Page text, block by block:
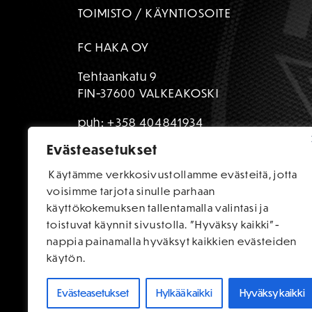
Evästeasetukset
Käytämme verkkosivustollamme evästeitä, jotta
voisimme tarjota sinulle parhaan
käyttökokemuksen tallentamalla valintasi ja
toistuvat käynnit sivustolla. "Hyväksy kaikki"-
nappia painamalla hyväksyt kaikkien evästeiden
käytön.
Evästeasetukset Hylkää kaikki Hyväksy kaikki
TOIMISTO / KÄYNTIOSOITE
FC HAKA OY
Tehtaankatu 9
FIN-37600 VALKEAKOSKI
puh:+358 404841934
toimisto@fchaka.fi